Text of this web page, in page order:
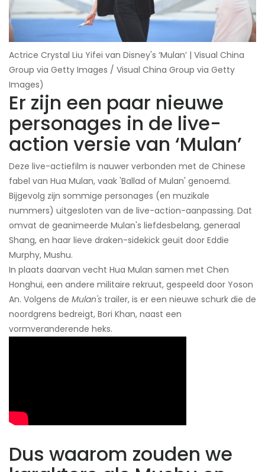
Actrice Crystal Liu Yifei van Disney's ‘Mulan’ | Visual China
Group via Getty Images / Visual China Group via Getty
Images)
Er zijn een paar nieuwe
personages in de live-
action versie van ‘Mulan’
Deze live-actiefilm is nauwer verbonden met de Chinese
fabel van Hua Mulan, vaak 'Ballad of Mulan' genoemd.
Bijgevolg zijn sommige personages (en muzikale
nummers) uitgesloten van de live-action-aanpassing. Dat
omvat de geanimeerde Mulan's liefdesbelang, generaal
Shang, en haar lieve draken-sidekick geuit door Eddie
Murphy, Mushu.
In plaats daarvan vecht Hua Mulan samen met Chen
Honghui, een andere militaire rekruut, gespeeld door Yoson
An. Volgens de Mulan's trailer, is er een nieuwe schurk die de
noordgrens bedreigt, Bori Khan, naast een
vormveranderende heks.
Dus waarom zouden we